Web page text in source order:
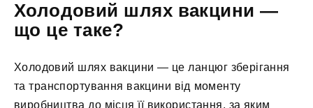
Холодовий шлях вакцини —
що це таке?
Холодовий шлях вакцини — це ланцюг зберігання
та транспортування вакцини від моменту
виробництва до місця її використання, за яким